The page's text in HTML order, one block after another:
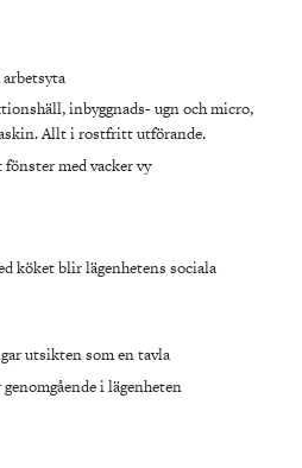
inbyggnads- ugn och micro,
Allt i rostfritt utförande.
med vacker vy
köket blir lägenhetens sociala
utsikten som en tavla
i lägenheten